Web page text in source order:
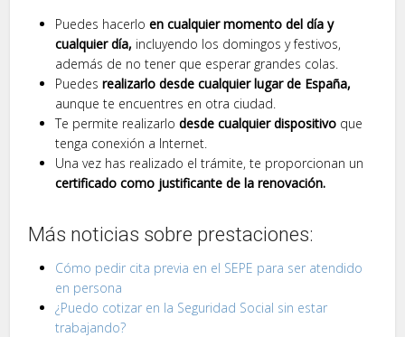
Puedes hacerloen cualquier momento del día y
cualquier día, incluyendo los domingos y festivos,
además de no tener que esperar grandes colas.
Puedesrealizarlo desde cualquier lugar de España,
aunque te encuentres en otra ciudad.
Te permite realizarlodesde cualquier dispositivo que
tenga conexión a Internet.
Una vez has realizado el trámite, te proporcionan un
certificado como justificante de la renovación.
Más noticias sobre prestaciones:
Cómo pedir cita previa en el SEPE para ser atendido
en persona
¿Puedo cotizar en la Seguridad Social sin estar
trabajando?